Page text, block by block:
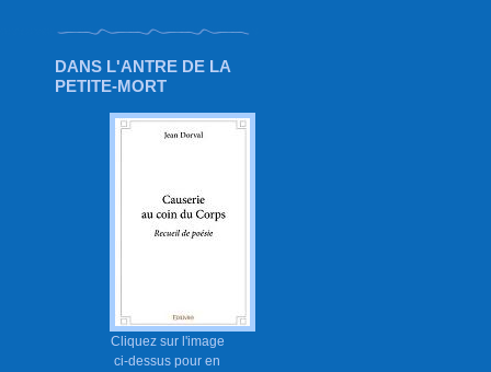
DANS L'ANTRE DE LA
PETITE-MORT
Cliquez sur l'image
ci-dessus pour en